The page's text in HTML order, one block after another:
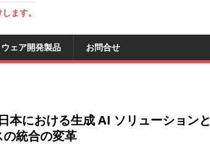
ます。
ェア開発製品 お問合せ
本における生成 AI ソリューションと
の統合の変革